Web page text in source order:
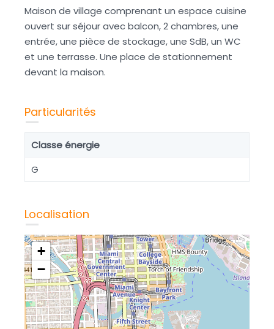
Maison de village comprenant un espace cuisine
ouvert sur séjour avec balcon, 2 chambres, une
entrée, une pièce de stockage, une SdB, un WC
et une terrasse. Une place de stationnement
devant la maison.
Particularités
Classe énergie
G
Localisation
+
−